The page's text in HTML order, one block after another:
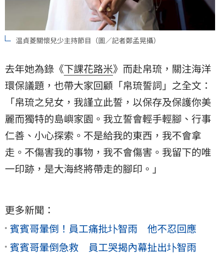
温貞菱關懷兒少主持節目（圖／記者鄭孟晃攝）
去年她為錄《下課花路米》而赴帛琉，關注海洋
環保議題，也帶大家回顧「帛琉誓詞」之全文：
「帛琉之兒女，我謹立此誓，以保存及保護你美
麗而獨特的島嶼家園。我立誓會輕手輕腳、行事
仁善、小心探索。不是給我的東西，我不會拿
走。不傷害我的事物，我不會傷害。我留下的唯
一印跡，是大海終將帶走的腳印。」
更多新聞：
賓賓哥暈倒！員工痛批圤智雨 他不忍回應
賓賓哥暈倒急救 員工哭揭內幕扯出圤智雨